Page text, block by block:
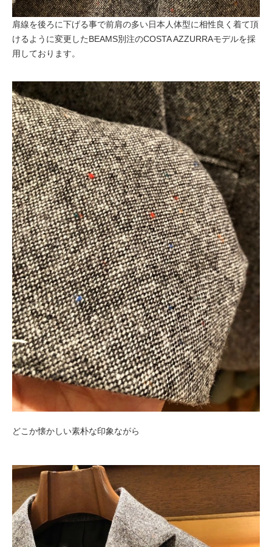
肩線を後ろに下げる事で前肩の多い日本人体型に相性良く着て頂
けるように変更したBEAMS別注のCOSTA AZZURRAモデルを採
用しております。
どこか懐かしい素朴な印象ながら